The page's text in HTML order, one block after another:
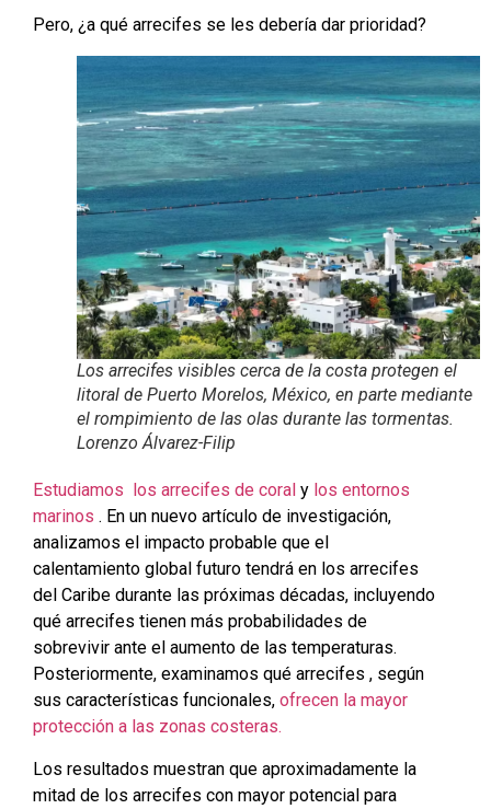
Pero, ¿a qué arrecifes se les debería dar prioridad?
Los arrecifes visibles cerca de la costa protegen el
litoral de Puerto Morelos, México, en parte mediante
el rompimiento de las olas durante las tormentas.
Lorenzo Álvarez-Filip
Estudiamos los arrecifes de coral y los entornos
marinos . En un nuevo artículo de investigación,
analizamos el impacto probable que el
calentamiento global futuro tendrá en los arrecifes
del Caribe durante las próximas décadas, incluyendo
qué arrecifes tienen más probabilidades de
sobrevivir ante el aumento de las temperaturas.
Posteriormente, examinamos qué arrecifes , según
sus características funcionales, ofrecen la mayor
protección a las zonas costeras.
Los resultados muestran que aproximadamente la
mitad de los arrecifes con mayor potencial para